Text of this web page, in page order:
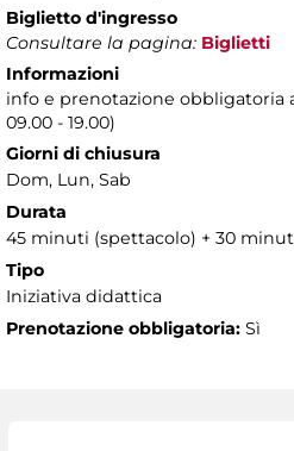
Biglietto d'ingresso
Consultare la pagina: Biglietti
Informazioni
info e prenotazione obbligatoria
09.00 - 19.00)
Giorni di chiusura
Dom, Lun, Sab
Durata
45 minuti (spettacolo) + 30
Tipo
Iniziativa didattica
Prenotazione obbligatoria: Sì